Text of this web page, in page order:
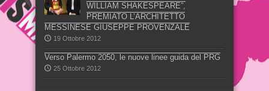
WILLIAM SHAKESPEARE”,
PREMIATO L’ARCHITETTO
MESSINESE GIUSEPPE PROVENZALE
19 Ottobre 2012
Verso Palermo 2050, le nuove linee guida del PRG
25 Ottobre 2012